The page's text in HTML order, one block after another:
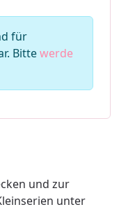
für
Bittewerde
und zur
unter